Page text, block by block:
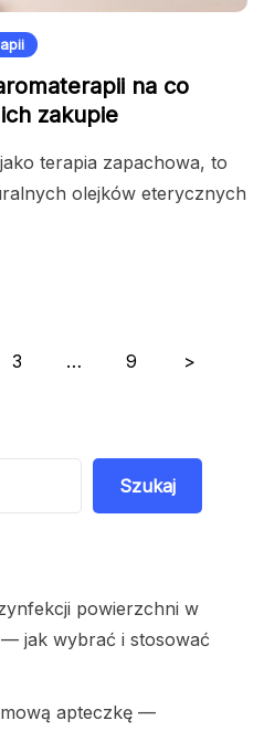
na co
zakupie
terapia zapachowa, to
olejków eterycznych
3 … 9 >
Szukaj
powierzchni w
jak wybrać i stosować
apteczkę —